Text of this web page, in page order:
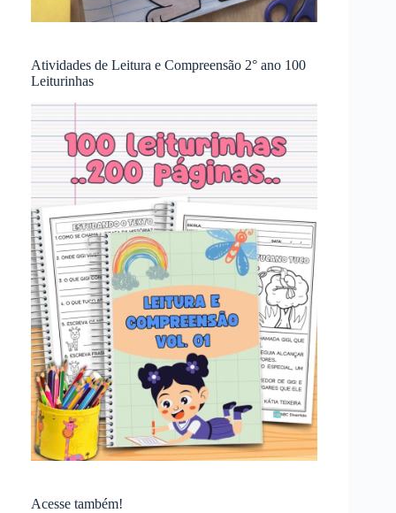
Atividades de Leitura e Compreensão 2° ano 100
Leiturinhas
Acesse também!